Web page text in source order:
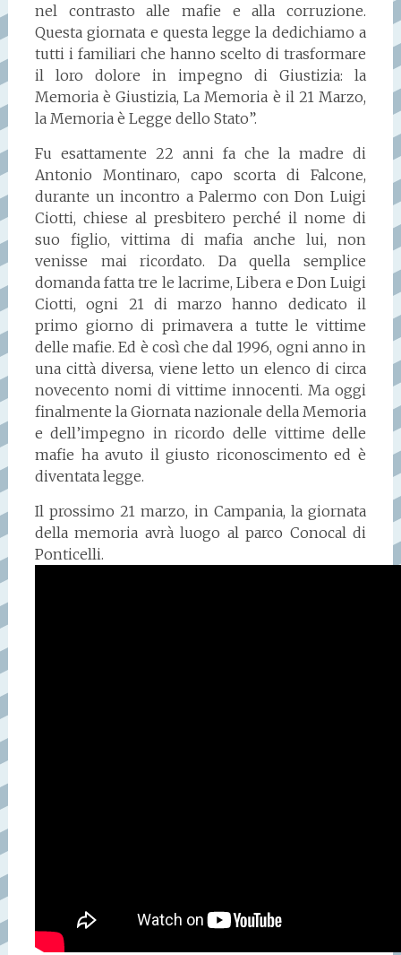
nel contrasto alle mafie e alla corruzione.
Questa giornata e questa legge la dedichiamo a
tutti i familiari che hanno scelto di trasformare
il loro dolore in impegno di Giustizia: la
Memoria è Giustizia, La Memoria è il 21 Marzo,
la Memoria è Legge dello Stato”.
Fu esattamente 22 anni fa che la madre di
Antonio Montinaro, capo scorta di Falcone,
durante un incontro a Palermo con Don Luigi
Ciotti, chiese al presbitero perché il nome di
suo figlio, vittima di mafia anche lui, non
venisse mai ricordato. Da quella semplice
domanda fatta tre le lacrime, Libera e Don Luigi
Ciotti, ogni 21 di marzo hanno dedicato il
primo giorno di primavera a tutte le vittime
delle mafie. Ed è così che dal 1996, ogni anno in
una città diversa, viene letto un elenco di circa
novecento nomi di vittime innocenti. Ma oggi
finalmente la Giornata nazionale della Memoria
e dell’impegno in ricordo delle vittime delle
mafie ha avuto il giusto riconoscimento ed è
diventata legge.
Il prossimo 21 marzo, in Campania, la giornata
della memoria avrà luogo al parco Conocal di
Ponticelli.